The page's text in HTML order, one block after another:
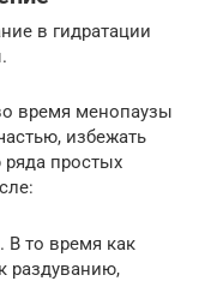
в гидратации
время менопаузы
избежать
простых
В то время как
раздуванию,